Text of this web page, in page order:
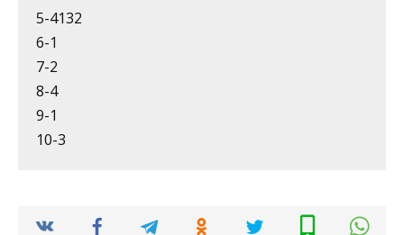
5-4132
6-1
7-2
8-4
9-1
10-3